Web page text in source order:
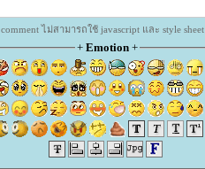
ไม่สามารถใช้ javascript และ style sheet
+ Emotion+